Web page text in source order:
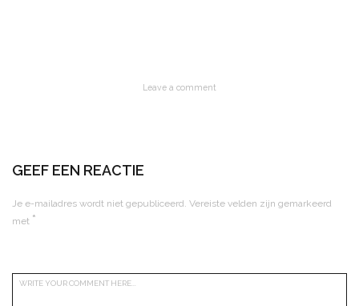
Leave a comment
GEEF EEN REACTIE
Je e-mailadres wordt niet gepubliceerd. Vereiste velden zijn gemarkeerd
met *